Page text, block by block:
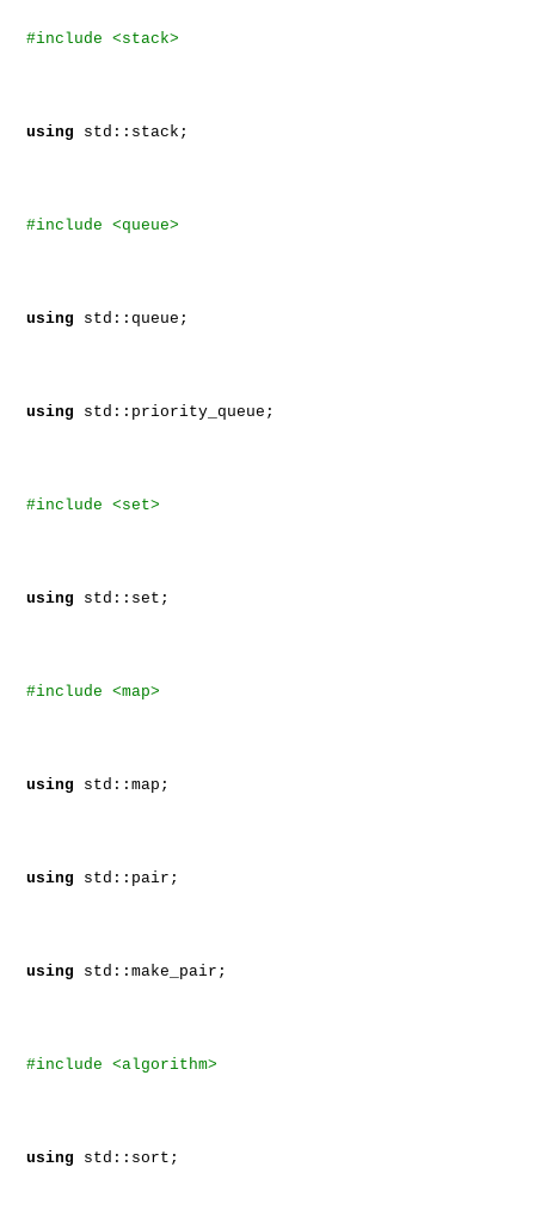
#include <stack>
using std::stack;
#include <queue>
using std::queue;
using std::priority_queue;
#include <set>
using std::set;
#include <map>
using std::map;
using std::pair;
using std::make_pair;
#include <algorithm>
using std::sort;